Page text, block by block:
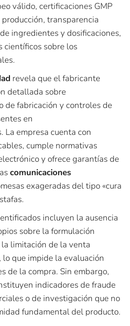
válido, certificaciones GMP
transparencia
ingredientes y dosificaciones,
científicos sobre los
revela que el fabricante
detallada sobre
de fabricación y controles de
en
La empresa cuenta con
cumple normativas
y ofrece garantías de
comunicaciones
exageradas del tipo «cura
incluyen la ausencia
sobre la formulación
limitación de la venta
que impide la evaluación
de la compra. Sin embargo,
indicadores de fraude
o de investigación que no
fundamental del producto.